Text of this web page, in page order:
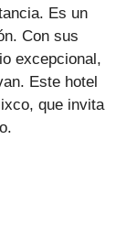
Es un
Con sus
excepcional,
Este hotel
que invita